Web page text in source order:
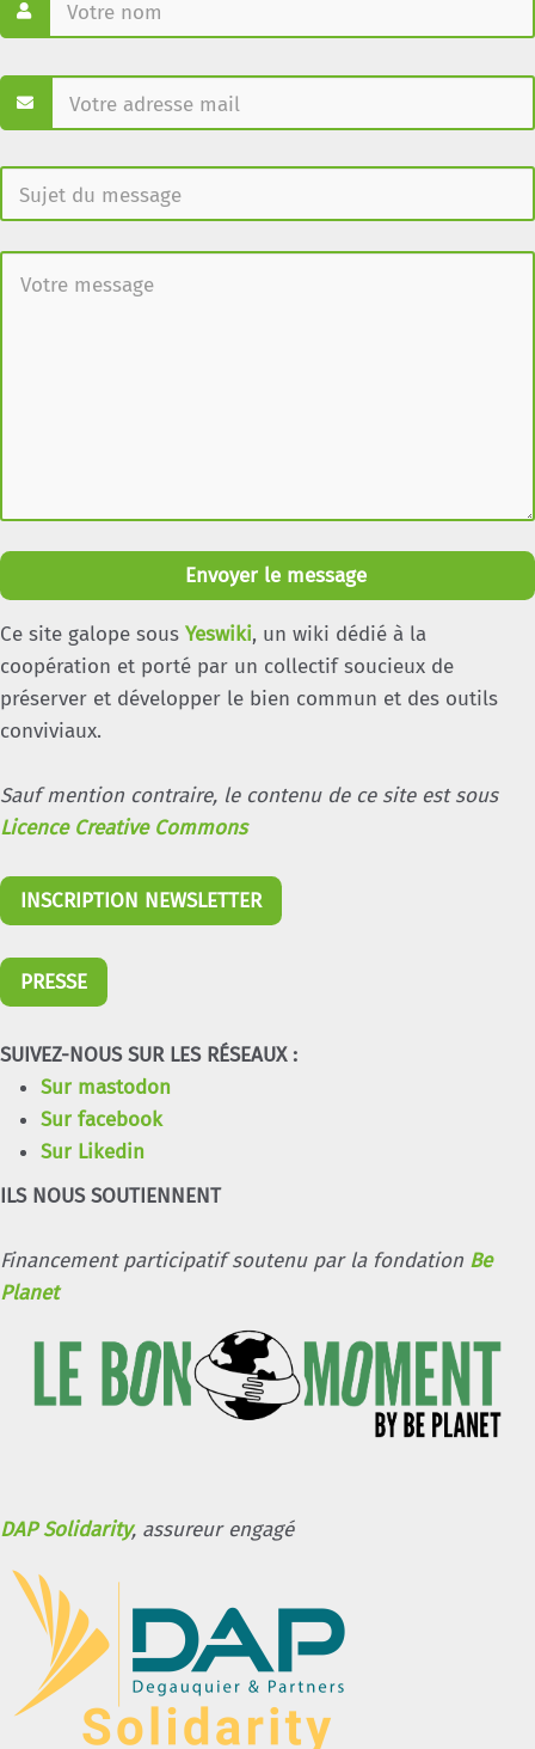
Envoyer le message
Ce site galope sous Yeswiki, un wiki dédié à la
coopération et porté par un collectif soucieux de
préserver et développer le bien commun et des outils
conviviaux.
Sauf mention contraire, le contenu de ce site est sous
Licence Creative Commons
INSCRIPTION NEWSLETTER
PRESSE
SUIVEZ-NOUS SUR LES RÉSEAUX :
Sur mastodon
Sur facebook
Sur Likedin
ILS NOUS SOUTIENNENT
Financement participatif soutenu par la fondation Be
Planet
DAP Solidarity, assureur engagé